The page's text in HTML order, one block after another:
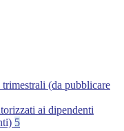
trimestrali (da pubblicare
ai dipendenti
5